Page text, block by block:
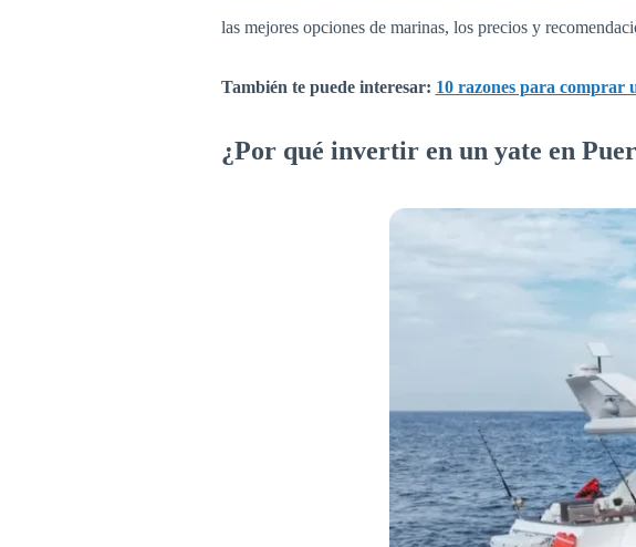
las mejores opciones de marinas, los precios y
También te puede interesar: 10 razones para comprar
¿Por qué invertir en un yate en